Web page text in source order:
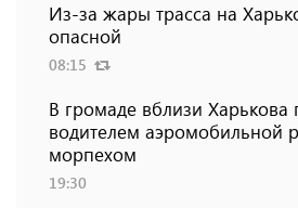
Из-за жары трасса на
опасной
08:15
В громаде вблизи
водителем аэромобильной
морпехом
19:30